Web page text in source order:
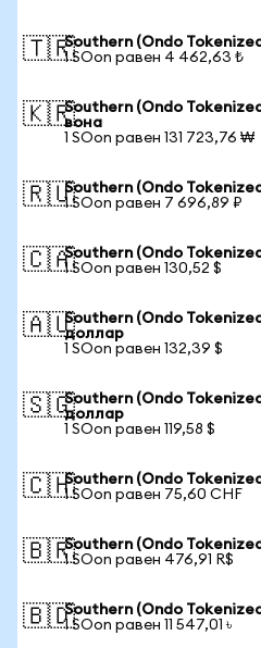
🇹🇷Southern (Ondo
1 SOon равен 4 462,63 ₺
🇰🇷Southern (Ondo
вона
1 SOon равен 131 723,76 ₩
🇷🇺Southern (Ondo
1 SOon равен 7 696,89 ₽
🇨🇦Southern (Ondo
1 SOon равен 130,52 $
🇦🇺Southern (Ondo
доллар
1 SOon равен 132,39 $
🇸🇬Southern (Ondo
доллар
1 SOon равен 119,58 $
🇨🇭Southern (Ondo
1 SOon равен 75,60 CHF
🇧🇷Southern (Ondo
1 SOon равен 476,91 R$
🇧🇩Southern (Ondo
1 SOon равен 11 547,01 ৳